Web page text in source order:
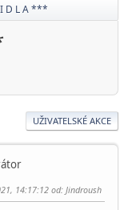
D L A ***
UŽIVATELSKÉ AKCE
14:17:12 od: Jindroush